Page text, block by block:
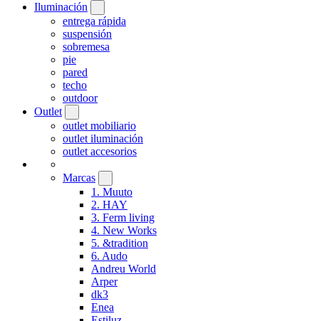
Iluminación
entrega rápida
suspensión
sobremesa
pie
pared
techo
outdoor
Outlet
outlet mobiliario
outlet iluminación
outlet accesorios
Marcas
1. Muuto
2. HAY
3. Ferm living
4. New Works
5. &tradition
6. Audo
Andreu World
Arper
dk3
Enea